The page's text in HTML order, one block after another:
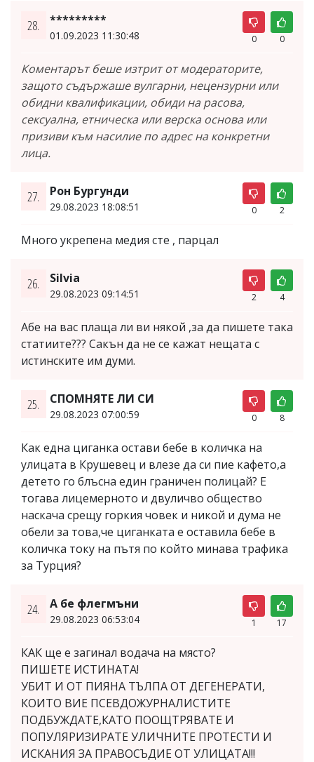
28. *********
01.09.2023 11:30:48 0 0
Коментарът беше изтрит от модераторите,
защото съдържаше вулгарни, нецензурни или
обидни квалификации, обиди на расова,
сексуална, етническа или верска основа или
призиви към насилие по адрес на конкретни
лица.
27. Рон Бургунди
29.08.2023 18:08:51 0 2
Много укрепена медия сте , парцал
26. Silvia
29.08.2023 09:14:51 2 4
Абе на вас плаща ли ви някой ,за да пишете така
статиите??? Сакън да не се кажат нещата с
истинските им думи.
25. СПОМНЯТЕ ЛИ СИ
29.08.2023 07:00:59 0 8
Как една циганка остави бебе в количка на
улицата в Крушевец и влезе да си пие кафето,а
детето го блъсна един граничен полицай? Е
тогава лицемерното и двуличво общество
наскача срещу горкия човек и никой и дума не
обели за това,че циганката е оставила бебе в
количка току на пътя по който минава трафика
за Турция?
24. А бе флегмъни
29.08.2023 06:53:04 1 17
КАК ще е загинал водача на място?
ПИШЕТЕ ИСТИНАТА!
УБИТ И ОТ ПИЯНА ТЪЛПА ОТ ДЕГЕНЕРАТИ,
КОИТО ВИЕ ПСЕВДОЖУРНАЛИСТИТЕ
ПОДБУЖДАТЕ,КАТО ПООЩТРЯВАТЕ И
ПОПУЛЯРИЗИРАТЕ УЛИЧНИТЕ ПРОТЕСТИ И
ИСКАНИЯ ЗА ПРАВОСЪДИЕ ОТ УЛИЦАТА!!!